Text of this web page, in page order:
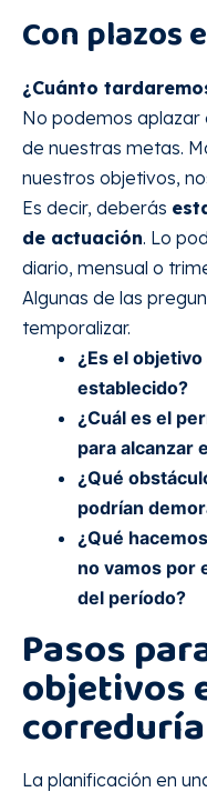
Con plazos
¿Cuánto
No podemos
de nuestras metas.
nuestros objetivos,
Es decir, deberás
de actuación. Lo
diario, mensual o
Algunas de las
temporalizar.
¿Es el
establecido?
¿Cuál es el
para alcanzar
¿Qué
podrían
¿Qué
no vamos por
del período?
Pasos
objetivos
correduría
La planificación en